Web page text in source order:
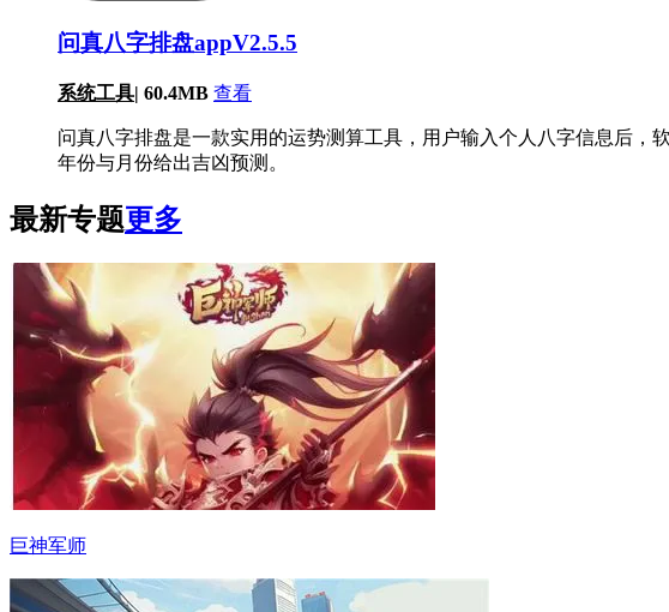
问真八字排盘appV2.5.5
系统工具| 60.4MB 查看
问真八字排盘是一款实用的运势测算工具，用户输入个人八字信息后
年份与月份给出吉凶预测。
最新专题更多
巨神军师